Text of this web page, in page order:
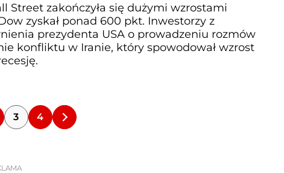
Street zakończyła się dużymi wzrostami
zyskał ponad 600 pkt. Inwestorzy z
prezydenta USA o prowadzeniu rozmów
konfliktu w Iranie, który spowodował wzrost
3 4